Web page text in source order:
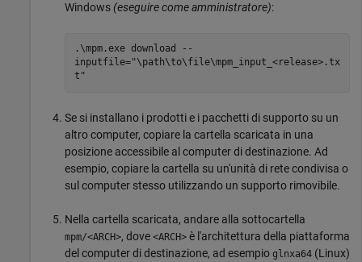
Windows (eseguire come amministratore):
.\mpm.exe download --
inputfile="\path\to\file\mpm_input_<release>.tx
t"
Se si installano i prodotti e i pacchetti di supporto su un
altro computer, copiare la cartella scaricata in una
posizione accessibile al computer di destinazione. Ad
esempio, copiare la cartella su un'unità di rete condivisa o
sul computer stesso utilizzando un supporto rimovibile.
Nella cartella scaricata, andare alla sottocartella
mpm/<ARCH>, dove <ARCH> è l'architettura della piattaforma
del computer di destinazione, ad esempio glnxa64 (Linux)